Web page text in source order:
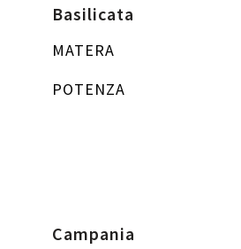
Basilicata
MATERA
POTENZA
Campania